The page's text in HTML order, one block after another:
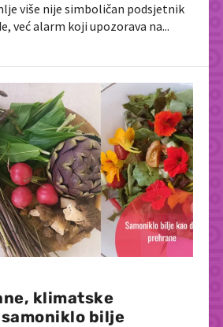
više nije simboličan podsjetnik
već alarm koji upozorava na...
klimatske
bilje